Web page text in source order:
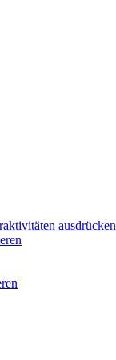
ausdrücken